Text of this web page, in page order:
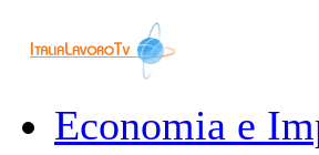
Economia e